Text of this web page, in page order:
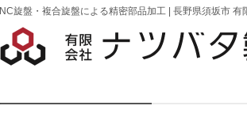
NC旋盤・複合旋盤による精密部品加工 | 長野県須坂市 有